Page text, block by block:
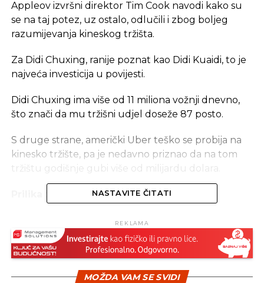
Appleov izvršni direktor Tim Cook navodi kako su
se na taj potez, uz ostalo, odlučili i zbog boljeg
razumijevanja kineskog tržišta.
Za Didi Chuxing, ranije poznat kao Didi Kuaidi, to je
najveća investicija u povijesti.
Didi Chuxing ima više od 11 miliona vožnji dnevno,
što znači da mu tržišni udjel doseže 87 posto.
S druge strane, američki Uber teško se probija na
kinesko tržište, pa je nedavno priznao da na tom
tržištu godišnje gubi više od milijardu dolara.
Prilika za razumijevanje tržišta
REKLAMA
NASTAVITE ČITATI
REKLAMA
MOŽDA VAM SE SVIDI